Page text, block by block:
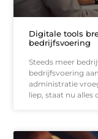
Digitale tools
bedrijfsvoering
Steeds meer
bedrijfsvoering
administratie
liep, staat nu alles